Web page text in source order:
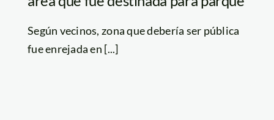
Según vecinos, zona que debería ser pública
fue enrejada en [...]